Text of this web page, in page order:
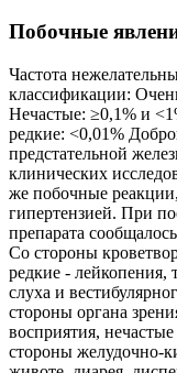
Побочные
Частота
классификации:
Нечастые: ≥0,1% и
редкие: <0,01%
предстательной
клинических
же побочные
гипертензией. При
препарата
Со стороны
редкие - лейкопения,
слуха и
стороны органа
восприятия,
стороны желудочно-